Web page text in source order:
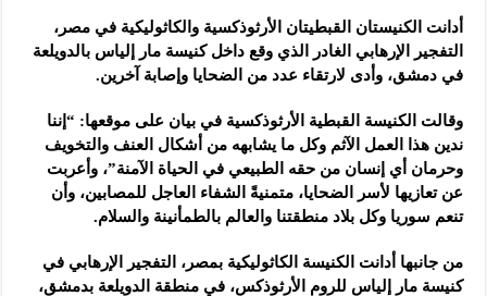
أدانت الكنيستان القبطيتان الأرثوذكسية والكاثوليكية في مصر،
التفجير الإرهابي الغادر الذي وقع داخل كنيسة مار إلياس بالدويلعة
في دمشق، وأدى لارتقاء عدد من الضحايا وإصابة آخرين.
وقالت الكنيسة القبطية الأرثوذكسية في بيان على موقعها: “إننا
ندين هذا العمل الآثم وكل ما يشابهه من أشكال العنف والتخويف
وحرمان أي إنسان من حقه الطبيعي في الحياة الآمنة”، وأعربت
عن تعازيها لأسر الضحايا، متمنيةً الشفاء العاجل للمصابين، وأن
تنعم سوريا وكل بلاد منطقتنا والعالم بالطمأنينة والسلام.
من جانبها أدانت الكنيسة الكاثوليكية بمصر، التفجير الإرهابي في
كنيسة مار إلياس للروم الأرثوذكس، في منطقة الدويلعة بدمشق،